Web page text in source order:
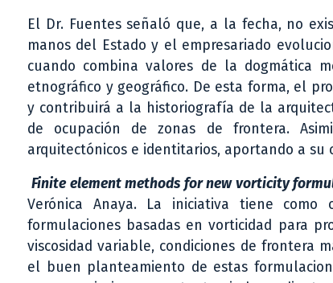
El Dr. Fuentes señaló que, a la fecha, no
manos del Estado y el empresariado
cuando combina valores de la dogmática
etnográfico y geográfico. De esta forma, el
y contribuirá a la historiografía de la
de ocupación de zonas de frontera.
arquitectónicos e identitarios, aportando a su
Finite element methods for new vorticity
Verónica Anaya. La iniciativa tiene
formulaciones basadas en vorticidad para
viscosidad variable, condiciones de frontera
el buen planteamiento de estas